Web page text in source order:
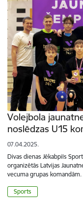
Volejbola
noslēdzas U15
07.04.2025.
Divas dienas Jēkabpils
organizētās Latvijas
vecuma grupas
Sports